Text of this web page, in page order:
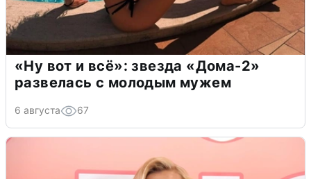
«Ну вот и всё»: звезда «Дома-2»
развелась с молодым мужем
6 августа 67